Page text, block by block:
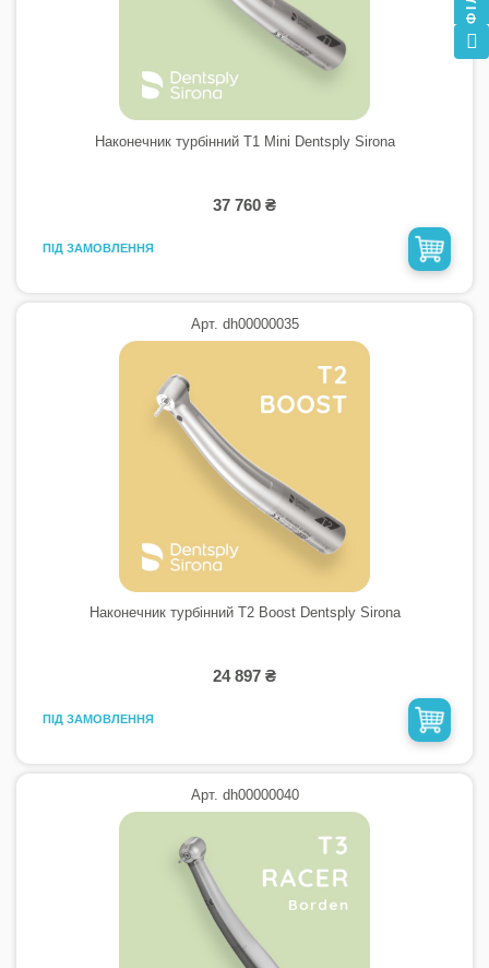
Наконечник турбінний T1 Mini Dentsply Sirona
37 760 ₴
ПІД ЗАМОВЛЕННЯ
Арт. dh00000035
Наконечник турбінний T2 Boost Dentsply Sirona
24 897 ₴
ПІД ЗАМОВЛЕННЯ
Арт. dh00000040